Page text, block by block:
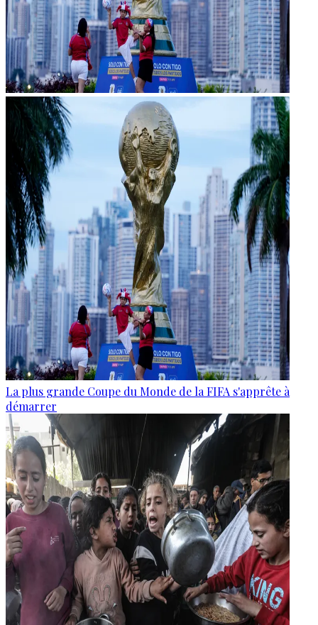
La plus grande Coupe du Monde de la FIFA s'apprête à
démarrer